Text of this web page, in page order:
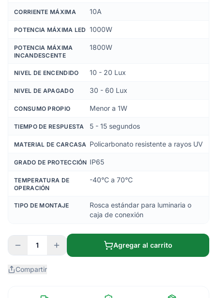
CORRIENTE MÁXIMA 10A
POTENCIA MÁXIMA LED 1000W
POTENCIA MÁXIMA
INCANDESCENTE
1800W
NIVEL DE ENCENDIDO 10 - 20 Lux
NIVEL DE APAGADO 30 - 60 Lux
CONSUMO PROPIO Menor a 1W
TIEMPO DE RESPUESTA 5 - 15 segundos
MATERIAL DE CARCASA Policarbonato resistente a rayos UV
GRADO DE PROTECCIÓN IP65
TEMPERATURA DE
OPERACIÓN
-40°C a 70°C
TIPO DE MONTAJE
Rosca estándar para luminaria o
caja de conexión
1 Agregar al carrito
Compartir